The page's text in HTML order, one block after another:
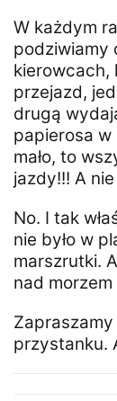
W każdym
podziwiamy
kierowcach,
przejazd,
drugą
papierosa w
mało, to
jazdy!!! A
No. I tak
nie było w
marszrutki.
nad
przystanku.